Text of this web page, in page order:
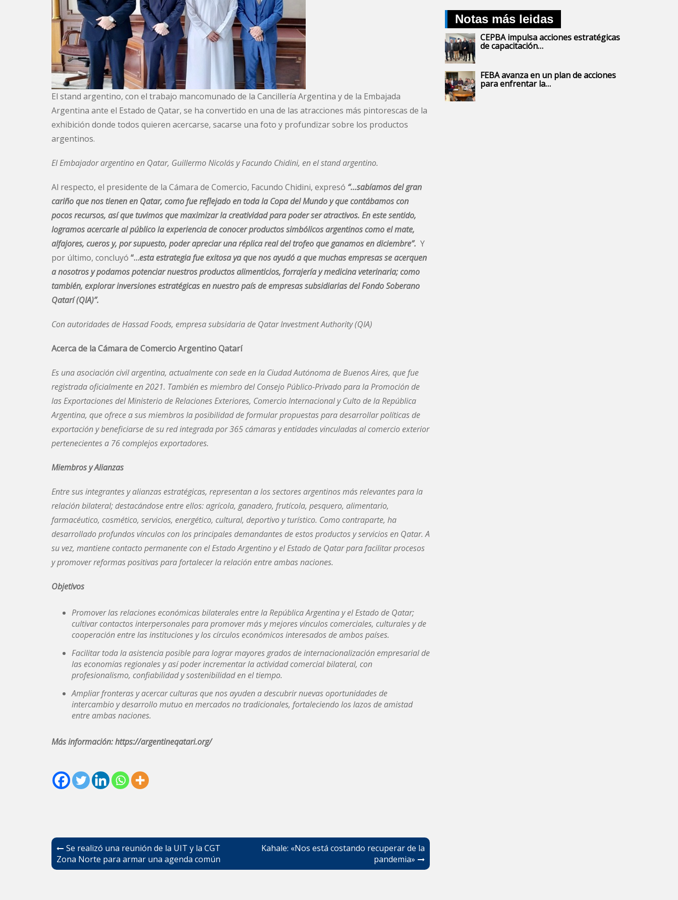
El stand argentino, con el trabajo mancomunado de la Cancillería Argentina y de la Embajada
Argentina ante el Estado de Qatar, se ha convertido en una de las atracciones más pintorescas de la
exhibición donde todos quieren acercarse, sacarse una foto y profundizar sobre los productos
argentinos.
El Embajador argentino en Qatar, Guillermo Nicolás y Facundo Chidini, en el stand argentino.
Al respecto, el presidente de la Cámara de Comercio, Facundo Chidini, expresó “…sabíamos del gran
cariño que nos tienen en Qatar, como fue reflejado en toda la Copa del Mundo y que contábamos con
pocos recursos, así que tuvimos que maximizar la creatividad para poder ser atractivos. En este sentido,
logramos acercarle al público la experiencia de conocer productos simbólicos argentinos como el mate,
alfajores, cueros y, por supuesto, poder apreciar una réplica real del trofeo que ganamos en diciembre”. Y
por último, concluyó “…esta estrategia fue exitosa ya que nos ayudó a que muchas empresas se acerquen
a nosotros y podamos potenciar nuestros productos alimenticios, forrajería y medicina veterinaria; como
también, explorar inversiones estratégicas en nuestro país de empresas subsidiarias del Fondo Soberano
Qatarí (QIA)”.
Con autoridades de Hassad Foods, empresa subsidaria de Qatar Investment Authority (QIA)
Acerca de la Cámara de Comercio Argentino Qatarí
Es una asociación civil argentina, actualmente con sede en la Ciudad Autónoma de Buenos Aires, que fue
registrada oficialmente en 2021. También es miembro del Consejo Público-Privado para la Promoción de
las Exportaciones del Ministerio de Relaciones Exteriores, Comercio Internacional y Culto de la República
Argentina, que ofrece a sus miembros la posibilidad de formular propuestas para desarrollar políticas de
exportación y beneficiarse de su red integrada por 365 cámaras y entidades vinculadas al comercio exterior
pertenecientes a 76 complejos exportadores.
Miembros y Alianzas
Entre sus integrantes y alianzas estratégicas, representan a los sectores argentinos más relevantes para la
relación bilateral; destacándose entre ellos: agrícola, ganadero, frutícola, pesquero, alimentario,
farmacéutico, cosmético, servicios, energético, cultural, deportivo y turístico. Como contraparte, ha
desarrollado profundos vínculos con los principales demandantes de estos productos y servicios en Qatar. A
su vez, mantiene contacto permanente con el Estado Argentino y el Estado de Qatar para facilitar procesos
y promover reformas positivas para fortalecer la relación entre ambas naciones.
Objetivos
Promover las relaciones económicas bilaterales entre la República Argentina y el Estado de Qatar;
cultivar contactos interpersonales para promover más y mejores vínculos comerciales, culturales y de
cooperación entre las instituciones y los círculos económicos interesados de ambos países.
Facilitar toda la asistencia posible para lograr mayores grados de internacionalización empresarial de
las economías regionales y así poder incrementar la actividad comercial bilateral, con
profesionalismo, confiabilidad y sostenibilidad en el tiempo.
Ampliar fronteras y acercar culturas que nos ayuden a descubrir nuevas oportunidades de
intercambio y desarrollo mutuo en mercados no tradicionales, fortaleciendo los lazos de amistad
entre ambas naciones.
Más información: https://argentineqatari.org/
Navegación
de
Se realizó una reunión de la UIT y la CGT
Zona Norte para armar una agenda común
Kahale: «Nos está costando recuperar de la
pandemia»
Notas más leidas
CEPBA impulsa acciones estratégicas
de capacitación…
FEBA avanza en un plan de acciones
para enfrentar la…